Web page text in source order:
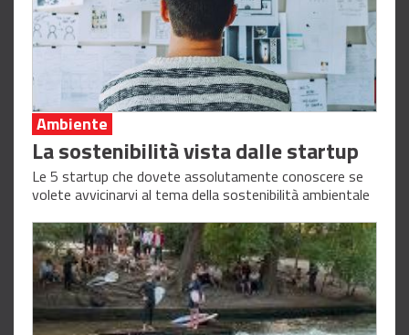
Ambiente
La sostenibilità vista dalle startup
Le 5 startup che dovete assolutamente conoscere se
volete avvicinarvi al tema della sostenibilità ambientale